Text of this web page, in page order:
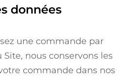
données
une commande par
Site, nous conservons les
commande dans nos